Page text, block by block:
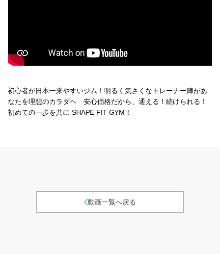
初心者が日本一来やすいジム！明るく気さくなトレーナー陣があ
なたを理想のカラダヘ 安心価格だから、通える！続けられる！
初めての一歩を共に SHAPE FIT GYM！
動画一覧へ戻る